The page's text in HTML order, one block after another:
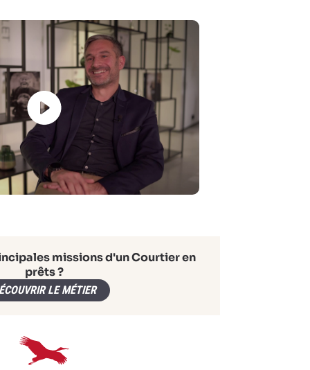
missions d'un Courtier en
prêts ?
LE MÉTIER